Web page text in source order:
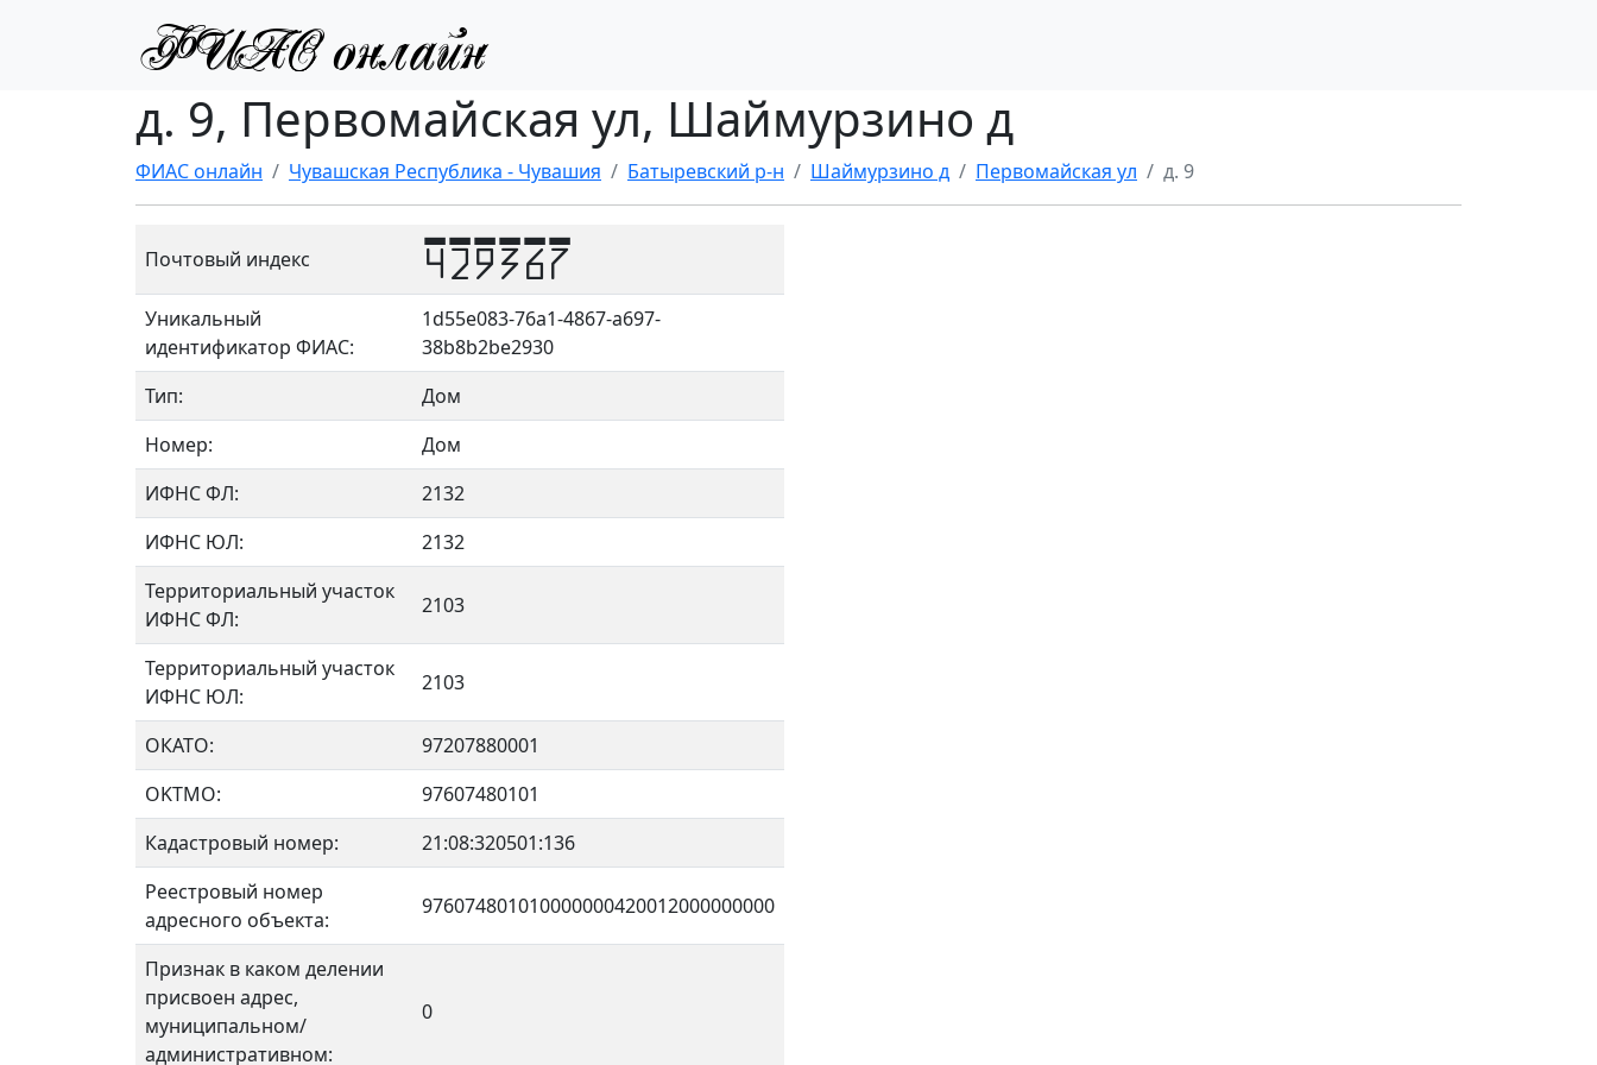
д. 9, Первомайская ул, Шаймурзино д
ФИАС онлайн Чувашская Республика - Чувашия Батыревский р-н Шаймурзино д Первомайская ул д. 9
Почтовый индекс 429367
Уникальный
идентификатор ФИАС:
1d55e083-76a1-4867-a697-
38b8b2be2930
Тип:
Дом
Номер:
Дом
ИФНС ФЛ:
2132
ИФНС ЮЛ:
2132
Территориальный участок
ИФНС ФЛ:
2103
Территориальный участок
ИФНС ЮЛ:
2103
ОКАТО:
97207880001
OKTMO:
97607480101
Кадастровый номер:
21:08:320501:136
Реестровый номер
адресного объекта:
976074801010000000420012000000000
Признак в каком делении
присвоен адрес,
муниципальном/
административном:
0